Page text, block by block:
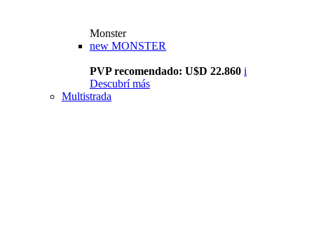
Monster
new MONSTER
PVP recomendado: U$D 22.860 i
Descubrí más
Multistrada